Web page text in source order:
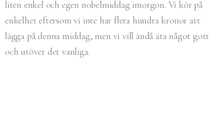
liten enkel och egen nobelmiddag imorgon. Vi kör på
enkelhet eftersom vi inte har flera hundra kronor att
lägga på denna middag, men vi vill ändå äta något gott
och utöver det vanliga.